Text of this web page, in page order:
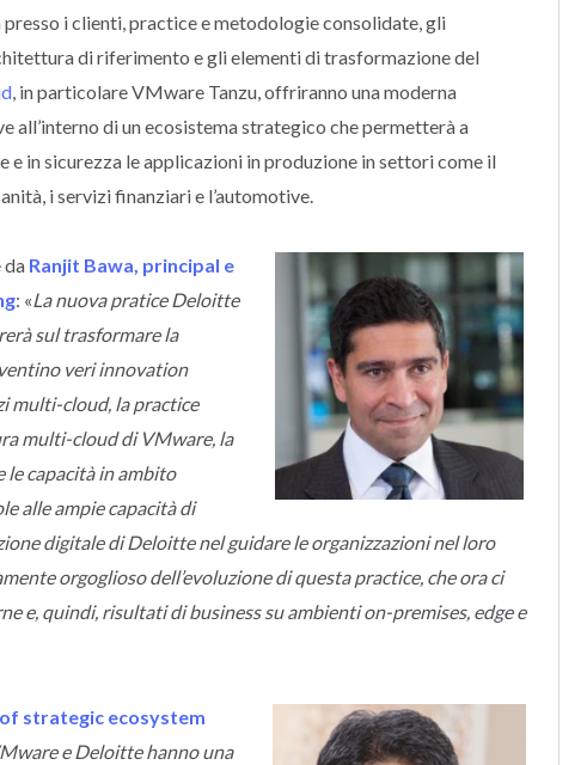
i clienti, practice e metodologie consolidate, gli
di riferimento e gli elementi di trasformazione del
, in particolare VMware Tanzu, offriranno una moderna
di un ecosistema strategico che permetterà a
e in sicurezza le applicazioni in produzione in settori come il
i servizi finanziari e l’automotive.
da Ranjit Bawa, principal e
: «La nuova pratice Deloitte
sul trasformare la
veri innovation
multi-cloud, la practice
multi-cloud di VMware, la
le capacità in ambito
alle ampie capacità di
digitale di Deloitte nel guidare le organizzazioni nel loro
orgoglioso dell’evoluzione di questa practice, che ora ci
e, quindi, risultati di business su ambienti on-premises, edge e
strategic ecosystem
e Deloitte hanno una